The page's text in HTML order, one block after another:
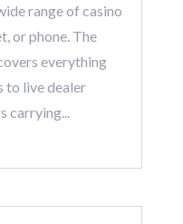
range of casino
or phone. The
everything
to live dealer